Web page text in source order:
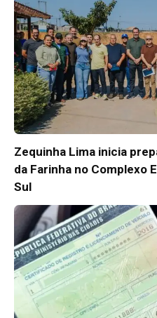
Zequinha Lima inicia
da Farinha no Complexo
Sul